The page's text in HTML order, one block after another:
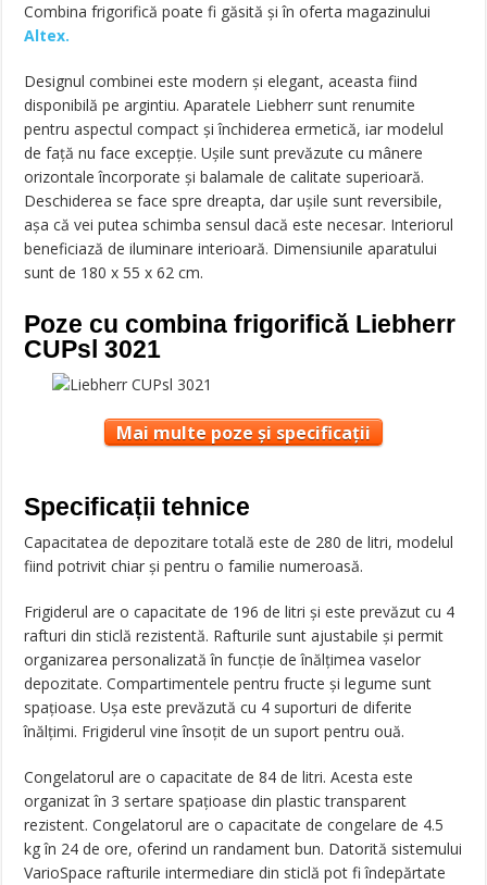
Combina frigorifică poate fi găsită și în oferta magazinului
Altex.
Designul combinei este modern și elegant, aceasta fiind
disponibilă pe argintiu. Aparatele Liebherr sunt renumite
pentru aspectul compact și închiderea ermetică, iar modelul
de față nu face excepție. Ușile sunt prevăzute cu mânere
orizontale încorporate și balamale de calitate superioară.
Deschiderea se face spre dreapta, dar ușile sunt reversibile,
așa că vei putea schimba sensul dacă este necesar. Interiorul
beneficiază de iluminare interioară. Dimensiunile aparatului
sunt de 180 x 55 x 62 cm.
Poze cu combina frigorifică Liebherr
CUPsl 3021
Mai multe poze și specificații
Specificații tehnice
Capacitatea de depozitare totală este de 280 de litri, modelul
fiind potrivit chiar și pentru o familie numeroasă.
Frigiderul are o capacitate de 196 de litri și este prevăzut cu 4
rafturi din sticlă rezistentă. Rafturile sunt ajustabile și permit
organizarea personalizată în funcție de înălțimea vaselor
depozitate. Compartimentele pentru fructe și legume sunt
spațioase. Ușa este prevăzută cu 4 suporturi de diferite
înălțimi. Frigiderul vine însoțit de un suport pentru ouă.
Congelatorul are o capacitate de 84 de litri. Acesta este
organizat în 3 sertare spațioase din plastic transparent
rezistent. Congelatorul are o capacitate de congelare de 4.5
kg în 24 de ore, oferind un randament bun. Datorită sistemului
VarioSpace rafturile intermediare din sticlă pot fi îndepărtate